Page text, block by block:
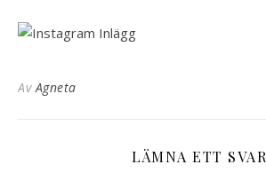
AvAgneta
LÄMNA ETT SVAR